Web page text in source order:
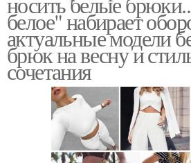
белое" набирает
актуальные модели
брюк на весну и
сочетания